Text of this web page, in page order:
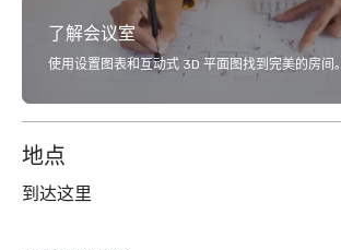
了解会议室
使用设置图表和互动式 3D 平面图找到完美的房间。
地点
到达这里